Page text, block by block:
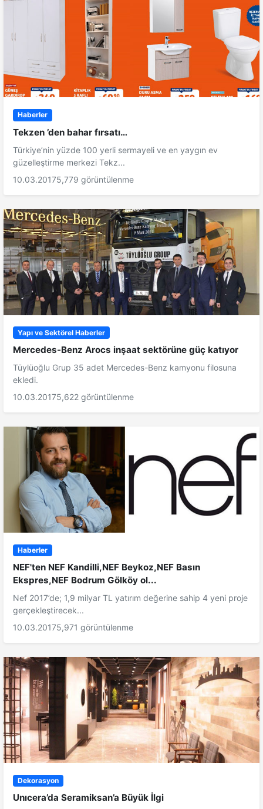
Haberler
Tekzen ’den bahar fırsatı…
Türkiye’nin yüzde 100 yerli sermayeli ve en yaygın ev
güzelleştirme merkezi Tekz...
10.03.20175,779 görüntülenme
Yapı ve Sektörel Haberler
Mercedes-Benz Arocs inşaat sektörüne güç katıyor
Tüylüoğlu Grup 35 adet Mercedes-Benz kamyonu filosuna
ekledi.
10.03.20175,622 görüntülenme
Haberler
NEF'ten NEF Kandilli,NEF Beykoz,NEF Basın
Ekspres,NEF Bodrum Gölköy ol...
Nef 2017’de; 1,9 milyar TL yatırım değerine sahip 4 yeni proje
gerçekleştirecek...
10.03.20175,971 görüntülenme
Dekorasyon
Unıcera’da Seramiksan’a Büyük İlgi